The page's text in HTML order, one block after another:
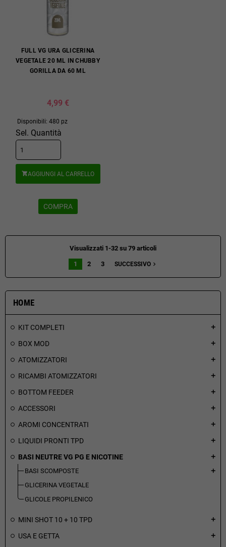
HOME
KIT COMPLETI add
BOX MOD add
ATOMIZZATORI add
RICAMBI ATOMIZZATORI add
BOTTOM FEEDER add
ACCESSORI add
AROMI CONCENTRATI add
LIQUIDI PRONTI TPD add
BASI NEUTRE VG PG E NICOTINE add
BASI SCOMPOSTE add
GLICERINA VEGETALE
GLICOLE PROPILENICO
MINI SHOT 10 + 10 TPD add
USA E GETTA add
FULL VG URA GLICERINA
VEGETALE 20 ML IN CHUBBY
GORILLA DA 60 ML
4,99 €
Disponibili: 480 pz
Sel. Quantità
AGGIUNGI AL CARRELLO
COMPRA
Visualizzati 1-32 su 79 articoli
1 2 3 SUCCESSIVOnavigate_next